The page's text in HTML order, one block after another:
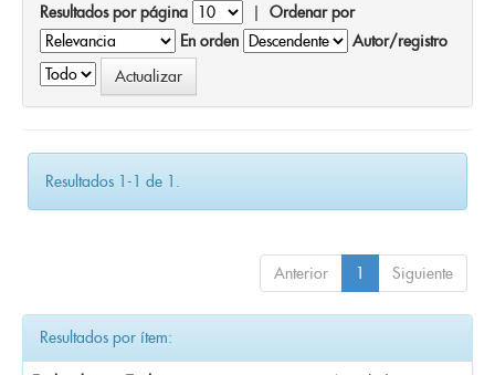
Resultados por página | Ordenar por
En orden
Autor/registro
Resultados 1-1 de 1.
Anterior 1 Siguiente
Resultados por ítem: